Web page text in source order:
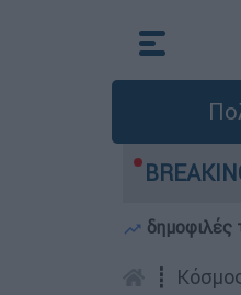
στην Ελλάδα -
δημοφιλές
┋